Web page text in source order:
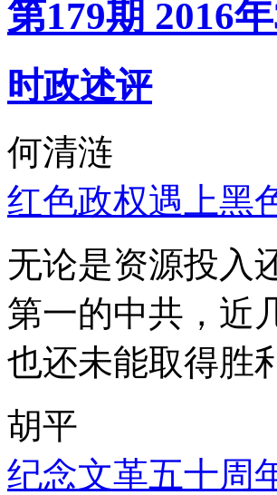
第179期 2016
时政述评
何清涟
红色政权遇上黑
无论是资源投入
第一的中共，近
也还未能取得胜
胡平
纪念文革五十周